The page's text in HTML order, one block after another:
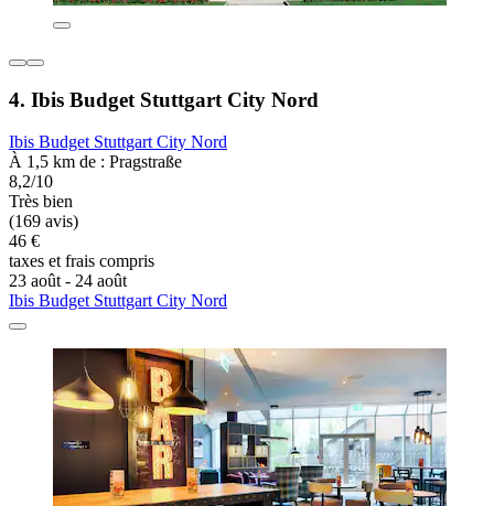
4. Ibis Budget Stuttgart City Nord
Ibis Budget Stuttgart City Nord
À 1,5 km de : Pragstraße
8,2/10
Très bien
(169 avis)
46 €
taxes et frais compris
23 août - 24 août
Ibis Budget Stuttgart City Nord